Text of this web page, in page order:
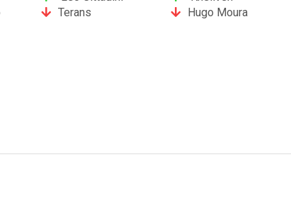
Terans
Hugo Moura